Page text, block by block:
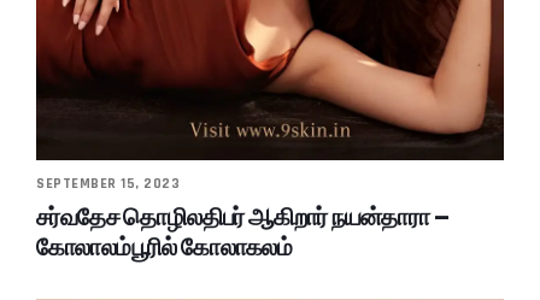
SEPTEMBER 15, 2023
சர்வதேச தொழிலதிபர் ஆகிறார் நயன்தாரா –
கோலாலம்பூரில் கோலாகலம்